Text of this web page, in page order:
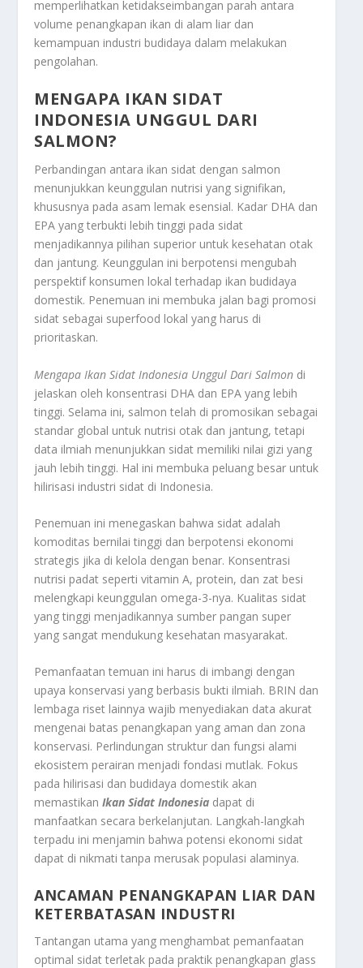
memperlihatkan ketidakseimbangan parah antara
volume penangkapan ikan di alam liar dan
kemampuan industri budidaya dalam melakukan
pengolahan.
MENGAPA IKAN SIDAT
INDONESIA UNGGUL DARI
SALMON?
Perbandingan antara ikan sidat dengan salmon
menunjukkan keunggulan nutrisi yang signifikan,
khususnya pada asam lemak esensial. Kadar DHA dan
EPA yang terbukti lebih tinggi pada sidat
menjadikannya pilihan superior untuk kesehatan otak
dan jantung. Keunggulan ini berpotensi mengubah
perspektif konsumen lokal terhadap ikan budidaya
domestik. Penemuan ini membuka jalan bagi promosi
sidat sebagai superfood lokal yang harus di
prioritaskan.
Mengapa Ikan Sidat Indonesia Unggul Dari Salmon di
jelaskan oleh konsentrasi DHA dan EPA yang lebih
tinggi. Selama ini, salmon telah di promosikan sebagai
standar global untuk nutrisi otak dan jantung, tetapi
data ilmiah menunjukkan sidat memiliki nilai gizi yang
jauh lebih tinggi. Hal ini membuka peluang besar untuk
hilirisasi industri sidat di Indonesia.
Penemuan ini menegaskan bahwa sidat adalah
komoditas bernilai tinggi dan berpotensi ekonomi
strategis jika di kelola dengan benar. Konsentrasi
nutrisi padat seperti vitamin A, protein, dan zat besi
melengkapi keunggulan omega-3-nya. Kualitas sidat
yang tinggi menjadikannya sumber pangan super
yang sangat mendukung kesehatan masyarakat.
Pemanfaatan temuan ini harus di imbangi dengan
upaya konservasi yang berbasis bukti ilmiah. BRIN dan
lembaga riset lainnya wajib menyediakan data akurat
mengenai batas penangkapan yang aman dan zona
konservasi. Perlindungan struktur dan fungsi alami
ekosistem perairan menjadi fondasi mutlak. Fokus
pada hilirisasi dan budidaya domestik akan
memastikanIkan Sidat Indonesia dapat di
manfaatkan secara berkelanjutan. Langkah-langkah
terpadu ini menjamin bahwa potensi ekonomi sidat
dapat di nikmati tanpa merusak populasi alaminya.
ANCAMAN PENANGKAPAN LIAR DAN
KETERBATASAN INDUSTRI
Tantangan utama yang menghambat pemanfaatan
optimal sidat terletak pada praktik penangkapan glass